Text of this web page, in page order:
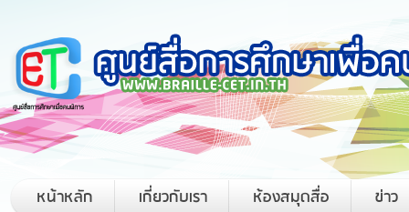
หน้าหลัก เกี่ยวกับเรา ห้องสมุดสื่อ ข่าว